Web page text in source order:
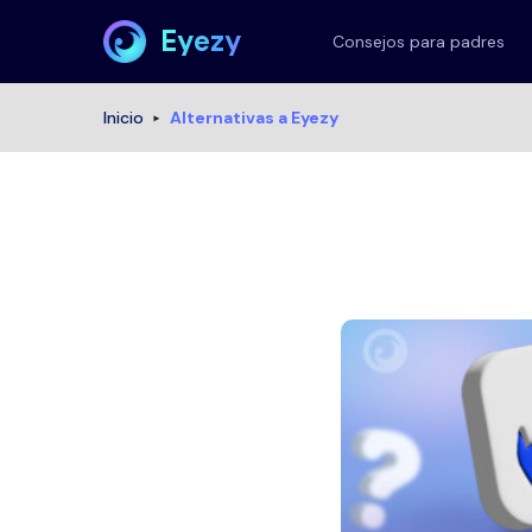
Eyezy Consejos para padres
Inicio Alternativas a Eyezy